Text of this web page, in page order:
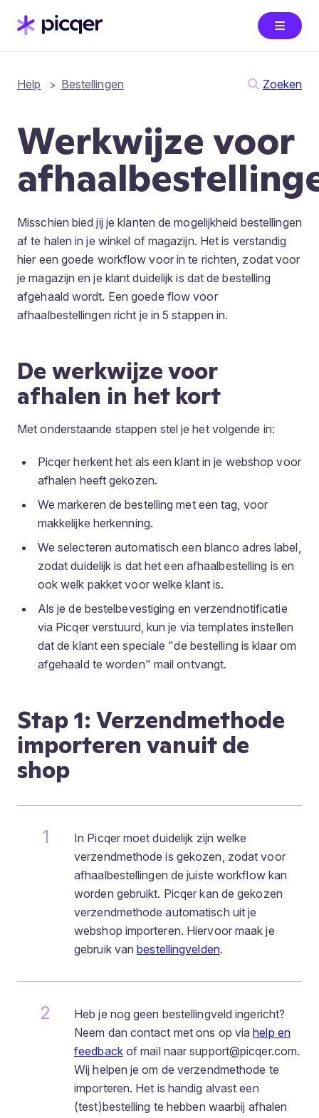
Help Bestellingen Zoeken
Werkwijze voor
Misschien bied jij je klanten de mogelijkheid bestellingen
af te halen in je winkel of magazijn. Het is verstandig
hier een goede workflow voor in te richten, zodat voor
je magazijn en je klant duidelijk is dat de bestelling
afgehaald wordt. Een goede flow voor
afhaalbestellingen richt je in 5 stappen in.
De werkwijze voor
afhalen in het kort
Met onderstaande stappen stel je het volgende in:
Picqer herkent het als een klant in je webshop voor
afhalen heeft gekozen.
We markeren de bestelling met een tag, voor
makkelijke herkenning.
We selecteren automatisch een blanco adres label,
zodat duidelijk is dat het een afhaalbestelling is en
ook welk pakket voor welke klant is.
Als je de bestelbevestiging en verzendnotificatie
via Picqer verstuurd, kun je via templates instellen
dat de klant een speciale "de bestelling is klaar om
afgehaald te worden" mail ontvangt.
Stap 1: Verzendmethode
importeren vanuit de
shop
In Picqer moet duidelijk zijn welke
verzendmethode is gekozen, zodat voor
afhaalbestellingen de juiste workflow kan
worden gebruikt. Picqer kan de gekozen
verzendmethode automatisch uit je
webshop importeren. Hiervoor maak je
gebruik vanbestellingvelden.
Heb je nog geen bestellingveld ingericht?
Neem dan contact met ons op viahelp en
feedbackof mail naar support@picqer.com.
Wij helpen je om de verzendmethode te
importeren. Het is handig alvast een
(test)bestelling te hebben waarbij afhalen